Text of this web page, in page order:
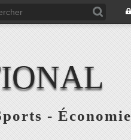
- Économie